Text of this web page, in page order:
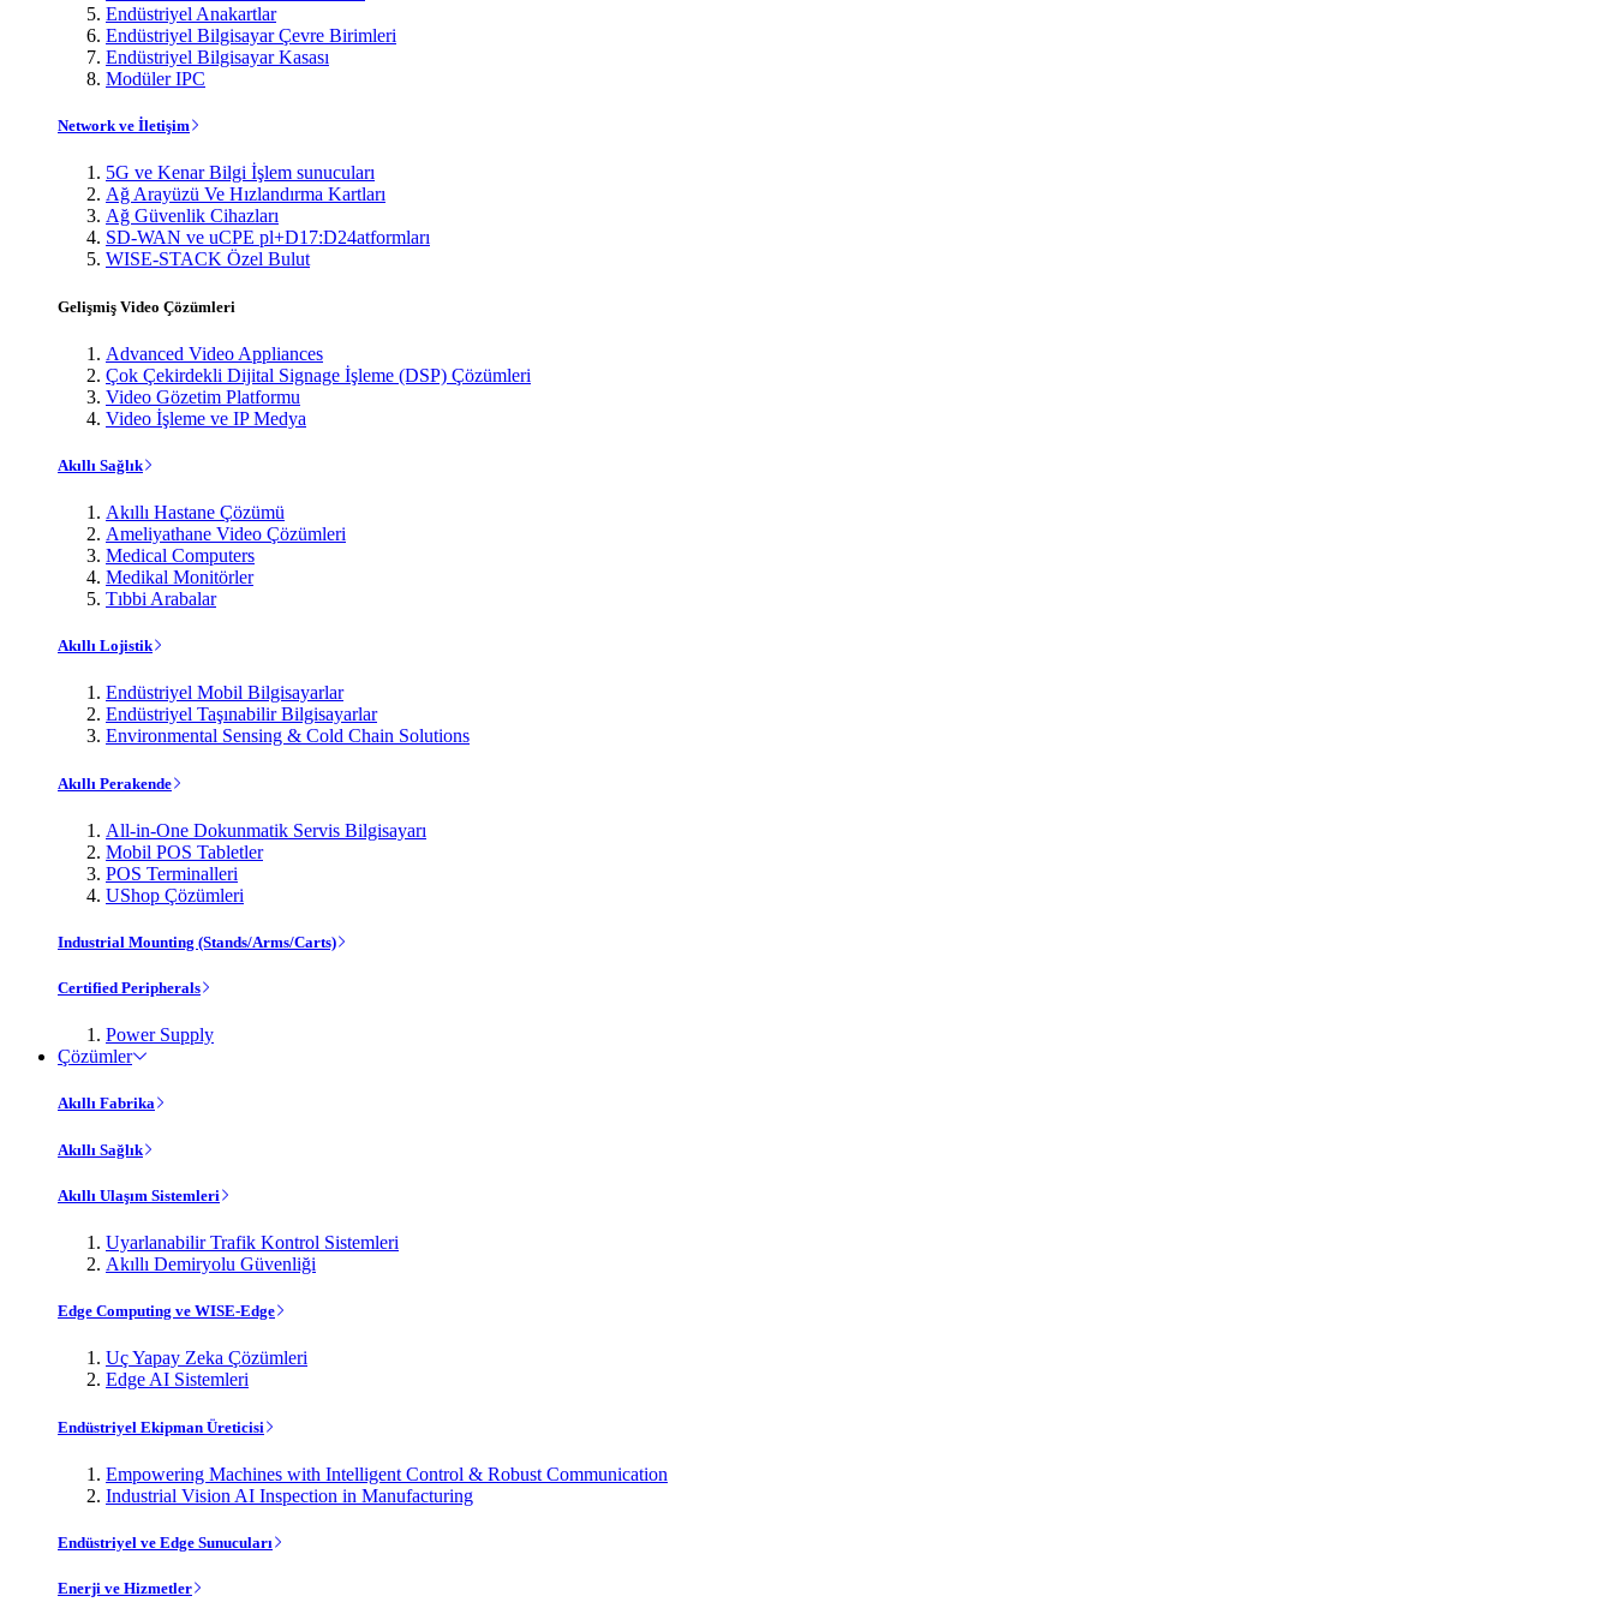
Endüstriyel Anakartlar
Endüstriyel Bilgisayar Çevre Birimleri
Endüstriyel Bilgisayar Kasası
Modüler IPC
Network ve İletişim
5G ve Kenar Bilgi İşlem sunucuları
Ağ Arayüzü Ve Hızlandırma Kartları
Ağ Güvenlik Cihazları
SD-WAN ve uCPE pl+D17:D24atformları
WISE-STACK Özel Bulut
Gelişmiş Video Çözümleri
Advanced Video Appliances
Çok Çekirdekli Dijital Signage İşleme (DSP) Çözümleri
Video Gözetim Platformu
Video İşleme ve IP Medya
Akıllı Sağlık
Akıllı Hastane Çözümü
Ameliyathane Video Çözümleri
Medical Computers
Medikal Monitörler
Tıbbi Arabalar
Akıllı Lojistik
Endüstriyel Mobil Bilgisayarlar
Endüstriyel Taşınabilir Bilgisayarlar
Environmental Sensing & Cold Chain Solutions
Akıllı Perakende
All-in-One Dokunmatik Servis Bilgisayarı
Mobil POS Tabletler
POS Terminalleri
UShop Çözümleri
Industrial Mounting (Stands/Arms/Carts)
Certified Peripherals
Power Supply
Çözümler
Akıllı Fabrika
Akıllı Sağlık
Akıllı Ulaşım Sistemleri
Uyarlanabilir Trafik Kontrol Sistemleri
Akıllı Demiryolu Güvenliği
Edge Computing ve WISE-Edge
Uç Yapay Zeka Çözümleri
Edge AI Sistemleri
Endüstriyel Ekipman Üreticisi
Empowering Machines with Intelligent Control & Robust Communication
Industrial Vision AI Inspection in Manufacturing
Endüstriyel ve Edge Sunucuları
Enerji ve Hizmetler